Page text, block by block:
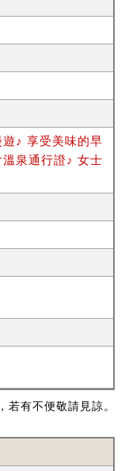
♪ 享受美味的早
泉通行證♪ 女士
有不便敬請見諒。